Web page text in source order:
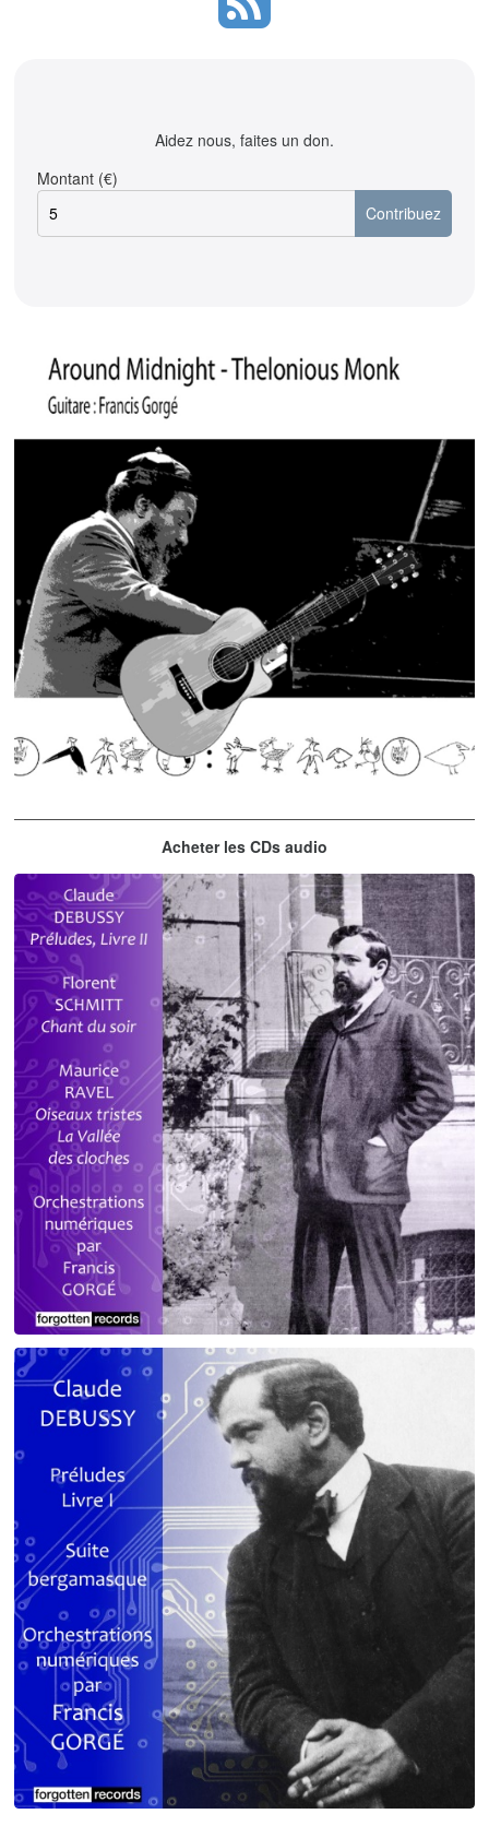
Aidez nous, faites un don.
Montant (€)
Thelonious MonkAcheter les CDs audio
Debussy - Schmitt - Ravel
orchestrations numériques par Francis Gorgé